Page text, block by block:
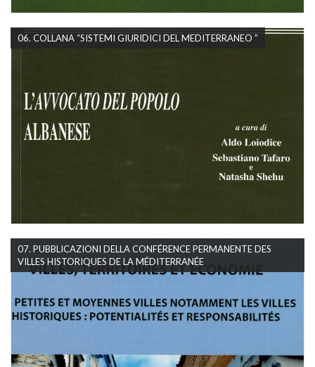
06. COLLANA “SISTEMI GIURIDICI DEL MEDITERRANEO ”
07. PUBBLICAZIONI DELLA CONFÉRENCE PERMANENTE DES
VILLES HISTORIQUES DE LA MÉDITERRANÉE